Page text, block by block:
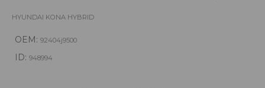
HYUNDAI KONA HYBRID
OEM: 92404j9500
ID: 948994